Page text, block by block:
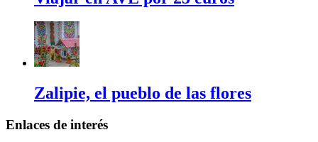
Zalipie, el pueblo de las flores
Enlaces de interés